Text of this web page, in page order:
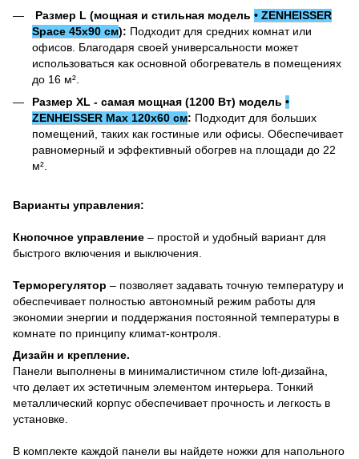
Размер L (мощная и стильная модель • ZENHEISSER
Space 45x90 см): Подходит для средних комнат или
офисов. Благодаря своей универсальности может
использоваться как основной обогреватель в помещениях
до 16 м².
Размер XL - самая мощная (1200 Вт) модель •
ZENHEISSER Max 120x60 см: Подходит для больших
помещений, таких как гостиные или офисы. Обеспечивает
равномерный и эффективный обогрев на площади до 22
м².
Варианты управления:
Кнопочное управление – простой и удобный вариант для
быстрого включения и выключения.
Терморегулятор – позволяет задавать точную температуру и
обеспечивает полностью автономный режим работы для
экономии энергии и поддержания постоянной температуры в
комнате по принципу климат-контроля.
Дизайн и крепление.
Панели выполнены в минималистичном стиле loft-дизайна,
что делает их эстетичным элементом интерьера. Тонкий
металлический корпус обеспечивает прочность и легкость в
установке.
В комплекте каждой панели вы найдете ножки для напольного